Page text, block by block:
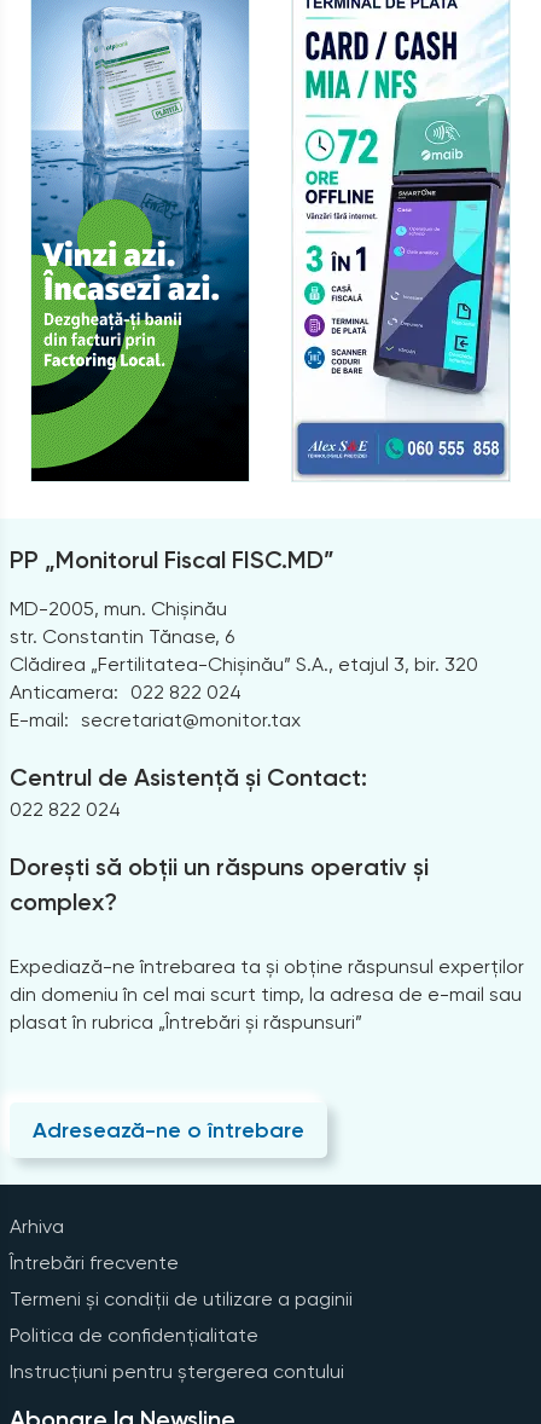
PP „Monitorul Fiscal FISC.MD”
MD-2005, mun. Chișinău
str. Constantin Tănase, 6
Clădirea „Fertilitatea-Chișinău” S.A., etajul 3, bir. 320
Anticamera:
022 822 024
E-mail: secretariat@monitor.tax
Centrul de Asistență și Contact:
022 822 024
Dorești să obții un răspuns operativ și
complex?
Expediază-ne întrebarea ta și obține răspunsul experților
din domeniu în cel mai scurt timp, la adresa de e-mail sau
plasat în rubrica „Întrebări și răspunsuri”
Adresează-ne o întrebare
Arhiva
Întrebări frecvente
Termeni și condiții de utilizare a paginii
Politica de confidențialitate
Instrucțiuni pentru ștergerea contului